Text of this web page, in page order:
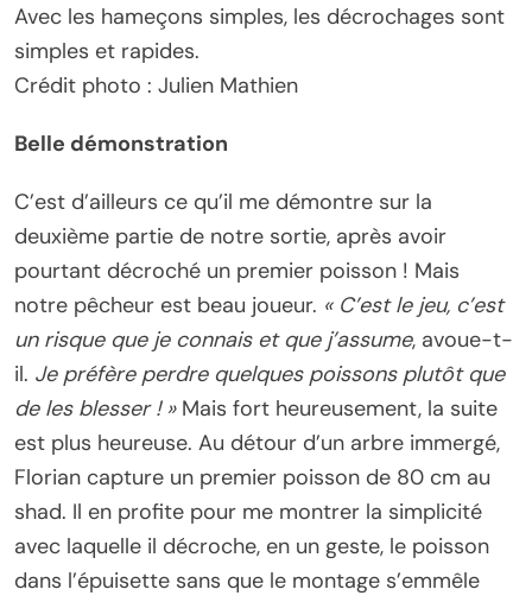
Avec les hameçons simples, les décrochages sont
simples et rapides.
Crédit photo : Julien Mathien
Belle démonstration
C’est d’ailleurs ce qu’il me démontre sur la
deuxième partie de notre sortie, après avoir
pourtant décroché un premier poisson ! Mais
notre pêcheur est beau joueur. « C’est le jeu, c’est
un risque que je connais et que j’assume, avoue-t-
il. Je préfère perdre quelques poissons plutôt que
de les blesser ! »Mais fort heureusement, la suite
est plus heureuse. Au détour d’un arbre immergé,
Florian capture un premier poisson de 80 cm au
shad. Il en profite pour me montrer la simplicité
avec laquelle il décroche, en un geste, le poisson
dans l’épuisette sans que le montage s’emmêle